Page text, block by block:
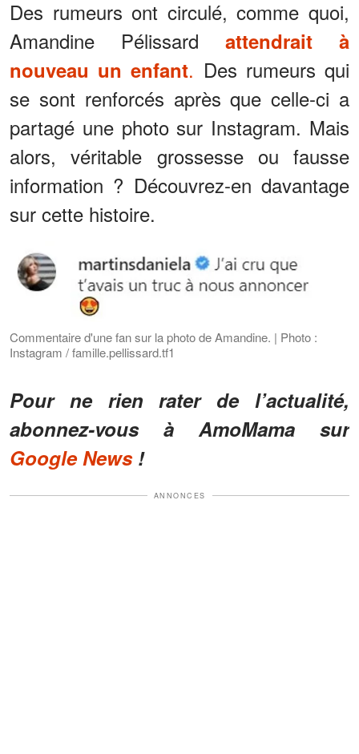
Des rumeurs ont circulé, comme quoi,
Amandine Pélissard attendrait à
nouveau un enfant. Des rumeurs qui
se sont renforcés après que celle-ci a
partagé une photo sur Instagram. Mais
alors, véritable grossesse ou fausse
information ? Découvrez-en davantage
sur cette histoire.
Commentaire d'une fan sur la photo de Amandine. | Photo :
Instagram / famille.pellissard.tf1
Pour ne rien rater de l’actualité,
abonnez-vous à AmoMama sur
Google News!
ANNONCES